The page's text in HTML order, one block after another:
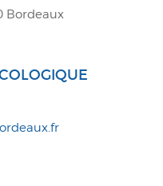
Bordeaux